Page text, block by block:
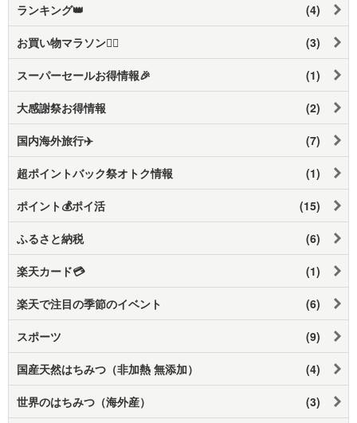
ランキング👑 (4)
お買い物マラソン🏃‍♂️ (3)
スーパーセールお得情報🎉 (1)
大感謝祭お得情報 (2)
国内海外旅行✈️ (7)
超ポイントバック祭オトク情報 (1)
ポイント💰ポイ活 (15)
ふるさと納税 (6)
楽天カード💳 (1)
楽天で注目の季節のイベント (6)
スポーツ (9)
国産天然はちみつ（非加熱 無添加） (4)
世界のはちみつ（海外産） (3)